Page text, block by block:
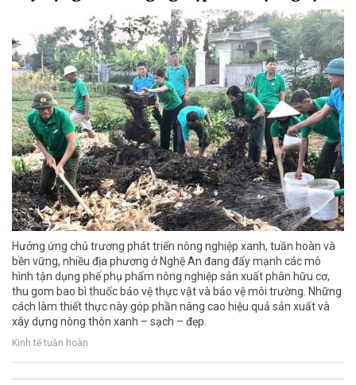
Hưởng ứng chủ trương phát triển nông nghiệp xanh, tuần hoàn và
bền vững, nhiều địa phương ở Nghệ An đang đẩy mạnh các mô
hình tận dụng phế phụ phẩm nông nghiệp sản xuất phân hữu cơ,
thu gom bao bì thuốc bảo vệ thực vật và bảo vệ môi trường. Những
cách làm thiết thực này góp phần nâng cao hiệu quả sản xuất và
xây dựng nông thôn xanh – sạch – đẹp.
Kinh tế tuần hoàn